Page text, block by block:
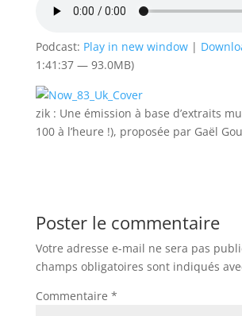
Podcast: Play in new window|
1:41:37 — 93.0MB)
zik : Une émission à base d’extraits
100 à l’heure !), proposée par Gaël
Poster le commentaire
Votre adresse e-mail ne sera pas
champs obligatoires sont indiqués
Commentaire *